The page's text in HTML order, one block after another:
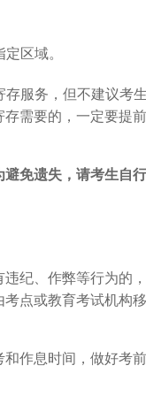
区域。
服务，但不建议
需要的，一定要提
免遗失，请考生自
纪、作弊等行为的
点或教育考试机
作息时间，做好考